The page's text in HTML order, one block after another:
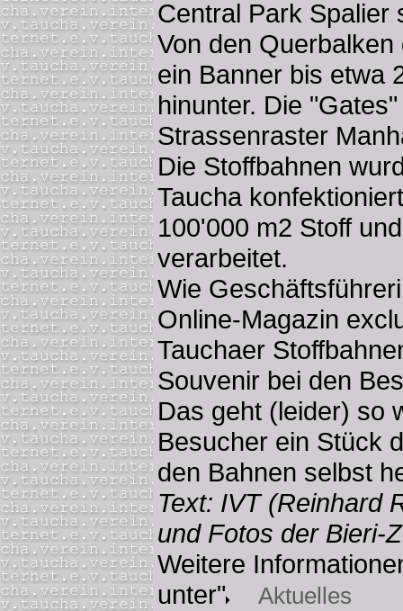
Central Park Spalier
Von den
ein Banner bis etwa
hinunter. Die
Strassenraster
Die Stoffbahnen
Taucha
100'000 m2 Stoff
verarbeitet.
Wie
Online-Magazin
Tauchaer
Souvenir bei den
Das geht (leider) so
Besucher ein Stück
den Bahnen selbst
Text: IVT (Reinhard
und Fotos der Bieri-
Weitere
unter"
Aktuelles